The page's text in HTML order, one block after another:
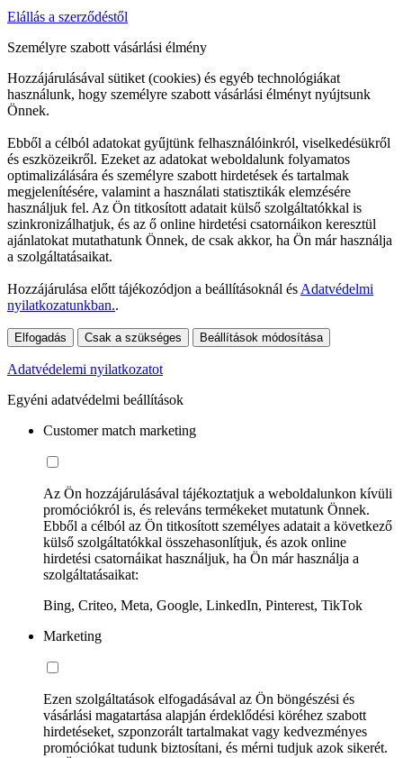
Elállás a szerződéstől
Személyre szabott vásárlási élmény
Hozzájárulásával sütiket (cookies) és egyéb technológiákat
használunk, hogy személyre szabott vásárlási élményt nyújtsunk
Önnek.
Ebből a célból adatokat gyűjtünk felhasználóinkról, viselkedésükről
és eszközeikről. Ezeket az adatokat weboldalunk folyamatos
optimalizálására és személyre szabott hirdetések és tartalmak
megjelenítésére, valamint a használati statisztikák elemzésére
használjuk fel. Az Ön titkosított adatait külső szolgáltatókkal is
szinkronizálhatjuk, és az ő online hirdetési csatornáikon keresztül
ajánlatokat mutathatunk Önnek, de csak akkor, ha Ön már használja
a szolgáltatásaikat.
Hozzájárulása előtt tájékozódjon a beállításoknál és Adatvédelmi
nyilatkozatunkban..
Elfogadás Csak a szükséges Beállítások módosítása
Adatvédelemi nyilatkozatot
Egyéni adatvédelmi beállítások
Customer match marketing
Az Ön hozzájárulásával tájékoztatjuk a weboldalunkon kívüli
promóciókról is, és releváns termékeket mutatunk Önnek.
Ebből a célból az Ön titkosított személyes adatait a következő
külső szolgáltatókkal összehasonlítjuk, és azok online
hirdetési csatornáikat használjuk, ha Ön már használja a
szolgáltatásaikat:
Bing, Criteo, Meta, Google, LinkedIn, Pinterest, TikTok
Marketing
Ezen szolgáltatások elfogadásával az Ön böngészési és
vásárlási magatartása alapján érdeklődési köréhez szabott
hirdetéseket, szponzorált tartalmakat vagy kedvezményes
promóciókat tudunk biztosítani, és mérni tudjuk azok sikerét.